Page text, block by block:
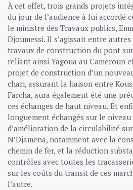
À cet effet, trois grands projets
du jour de l’audience à lui accordé
le ministre des Travaux publics,
Djoumessi. Il s’agissait entre autres
travaux de construction du pont
reliant ainsi Yagoua au Cameroun
projet de construction d’un
chari, assurant la liaison entre
Farcha, aura également été une
ces échanges de haut niveau. Et
longuement échangés sur le
d’amélioration de la circulabilité
N’Djamena, notamment avec la
chemin de fer, et la réduction
contrôles avec toutes les
sur les coûts du transit de ces
l’autre.